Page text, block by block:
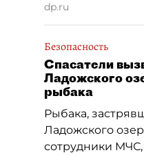
dp.ru
Безопасность
Спасатели
Ладожского
рыбака
Рыбака,
Ладожского
сотрудники